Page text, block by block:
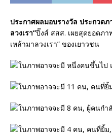
ประกาศผลมอบรางวัล ประกวด
ลวงเรา”ปิ๊งส์ สสส. เผยสุดยอดภ
เหล้ามาลวงเรา” ของเยาวชน